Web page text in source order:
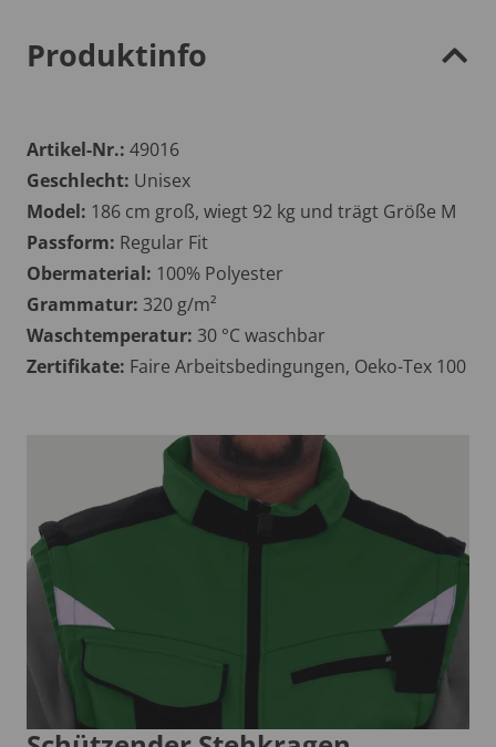
Produktinfo
Artikel-Nr.: 49016
Geschlecht: Unisex
Model: 186 cm groß, wiegt 92 kg und trägt Größe M
Passform: Regular Fit
Obermaterial: 100% Polyester
Grammatur: 320 g/m²
Waschtemperatur: 30 °C waschbar
Zertifikate: Faire Arbeitsbedingungen, Oeko-Tex 100